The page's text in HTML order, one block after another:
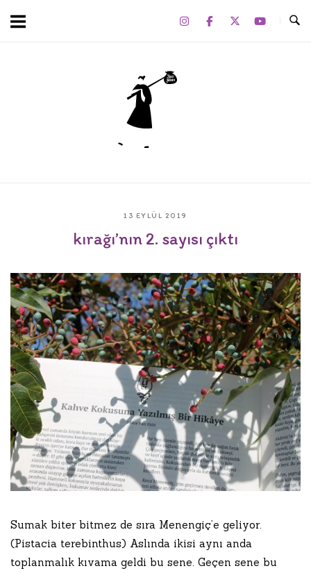
Home
13 EYLÜL 2019
kırağı’nın 2. sayısı çıktı
Sumak biter bitmez de sıra Menengiç’e geliyor.
(Pistacia terebinthus) Aslında ikisi aynı anda
toplanmalık kıvama geldi bu sene. Geçen sene bu